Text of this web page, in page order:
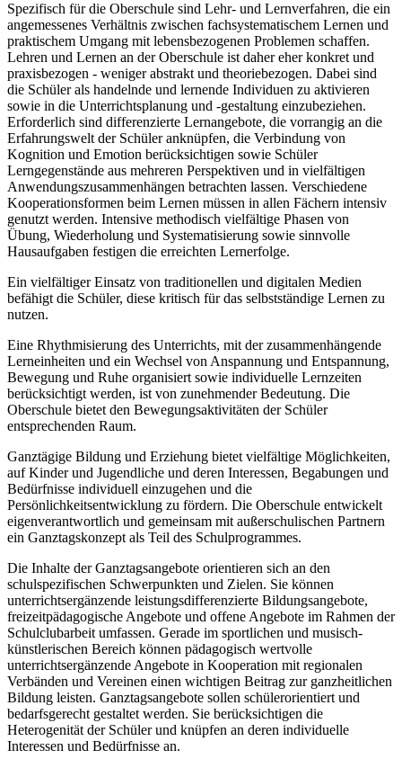
Spezifisch für die Oberschule sind Lehr- und Lernverfahren, die ein
angemessenes Verhältnis zwischen fachsystematischem Lernen und
praktischem Umgang mit lebensbezogenen Problemen schaffen.
Lehren und Lernen an der Oberschule ist daher eher konkret und
praxisbezogen - weniger abstrakt und theoriebezogen. Dabei sind
die Schüler als handelnde und lernende Individuen zu aktivieren
sowie in die Unterrichtsplanung und -gestaltung einzubeziehen.
Erforderlich sind differenzierte Lernangebote, die vorrangig an die
Erfahrungswelt der Schüler anknüpfen, die Verbindung von
Kognition und Emotion berücksichtigen sowie Schüler
Lerngegenstände aus mehreren Perspektiven und in vielfältigen
Anwendungszusammenhängen betrachten lassen. Verschiedene
Kooperationsformen beim Lernen müssen in allen Fächern intensiv
genutzt werden. Intensive methodisch vielfältige Phasen von
Übung, Wiederholung und Systematisierung sowie sinnvolle
Hausaufgaben festigen die erreichten Lernerfolge.
Ein vielfältiger Einsatz von traditionellen und digitalen Medien
befähigt die Schüler, diese kritisch für das selbstständige Lernen zu
nutzen.
Eine Rhythmisierung des Unterrichts, mit der zusammenhängende
Lerneinheiten und ein Wechsel von Anspannung und Entspannung,
Bewegung und Ruhe organisiert sowie individuelle Lernzeiten
berücksichtigt werden, ist von zunehmender Bedeutung. Die
Oberschule bietet den Bewegungsaktivitäten der Schüler
entsprechenden Raum.
Ganztägige Bildung und Erziehung bietet vielfältige Möglichkeiten,
auf Kinder und Jugendliche und deren Interessen, Begabungen und
Bedürfnisse individuell einzugehen und die
Persönlichkeitsentwicklung zu fördern. Die Oberschule entwickelt
eigenverantwortlich und gemeinsam mit außerschulischen Partnern
ein Ganztagskonzept als Teil des Schulprogrammes.
Die Inhalte der Ganztagsangebote orientieren sich an den
schulspezifischen Schwerpunkten und Zielen. Sie können
unterrichtsergänzende leistungsdifferenzierte Bildungsangebote,
freizeitpädagogische Angebote und offene Angebote im Rahmen der
Schulclubarbeit umfassen. Gerade im sportlichen und musisch-
künstlerischen Bereich können pädagogisch wertvolle
unterrichtsergänzende Angebote in Kooperation mit regionalen
Verbänden und Vereinen einen wichtigen Beitrag zur ganzheitlichen
Bildung leisten. Ganztagsangebote sollen schülerorientiert und
bedarfsgerecht gestaltet werden. Sie berücksichtigen die
Heterogenität der Schüler und knüpfen an deren individuelle
Interessen und Bedürfnisse an.